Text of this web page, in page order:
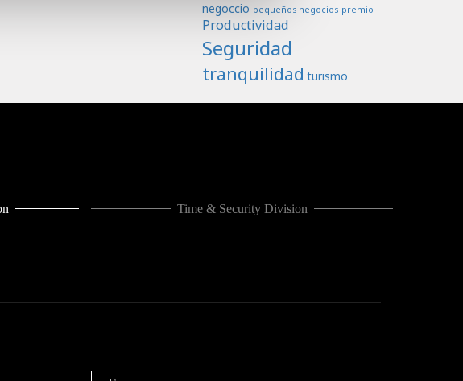
negoccio pequeños negocios premio
Productividad
Seguridad
tranquilidad turismo
Time & Security Division